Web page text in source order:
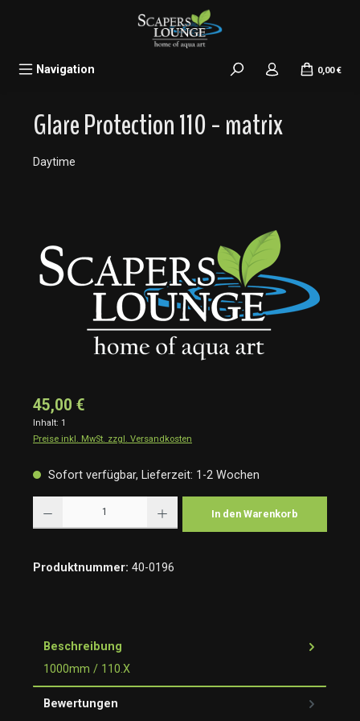
Navigation 0,00 €
Glare Protection 110 - matrix
Daytime
45,00 €
Inhalt: 1
Preise inkl. MwSt. zzgl. Versandkosten
Sofort verfügbar, Lieferzeit: 1-2 Wochen
In den Warenkorb
Produktnummer: 40-0196
Beschreibung
1000mm / 110.X
Bewertungen